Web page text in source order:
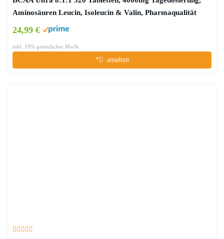
Aminosäuren Leucin, Isoleucin & Valin, Pharmaqualität
24,99 €
inkl. 19% gesetzlicher MwSt.
* ansehen